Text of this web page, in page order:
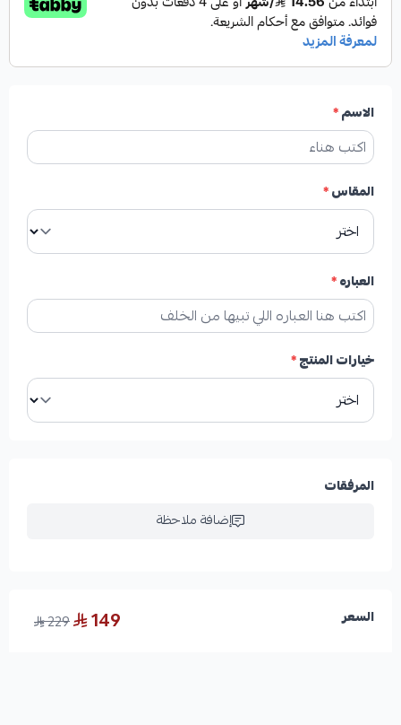
الاسم*
المقاس*
العباره*
خيارات المنتج*
المرفقات
إضافة ملاحظة
السعر 149
229